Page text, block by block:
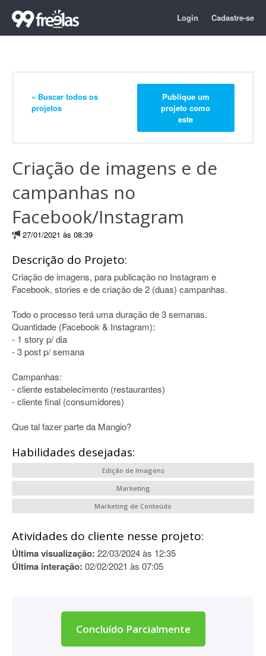
Login Cadastre-se
« Buscar todos os
projetos
Publique um
projeto como
este
Criação de imagens e de
campanhas no
Facebook/Instagram
27/01/2021 às 08:39
Descrição do Projeto:
Criação de imagens, para publicação no Instagram e
Facebook, stories e de criação de 2 (duas) campanhas.
Todo o processo terá uma duração de 3 semanas.
Quantidade (Facebook & Instagram):
- 1 story p/ dia
- 3 post p/ semana
Campanhas:
- cliente estabelecimento (restaurantes)
- cliente final (consumidores)
Que tal fazer parte da Mangio?
Habilidades desejadas:
Edição de Imagens
Marketing
Marketing de Conteúdo
Atividades do cliente nesse projeto:
Última visualização: 22/03/2024 às 12:35
Última interação: 02/02/2021 às 07:05
Concluído Parcialmente